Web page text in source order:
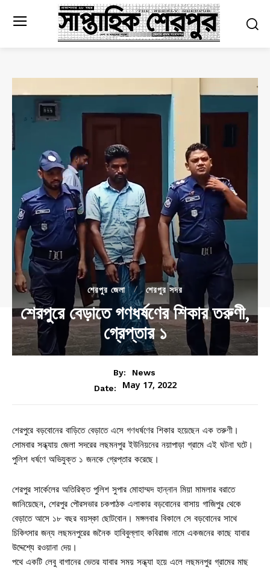
শেরপুর জেলা শেরপুর সদর
শেরপুরে বেড়াতে গণধর্ষণের শিকার তরুণী,
গ্রেপ্তার ১
By:
News
Date:
May 17, 2022
শেরপুরে বড়বোনের বাড়িতে বেড়াতে এসে গণধর্ষণের শিকার হয়েছেন এক তরুণী।
সোমবার সন্ধ্যায় জেলা সদরের লছমনপুর ইউনিয়নের নয়াপাড়া গ্রামে এই ঘটনা ঘটে।
পুলিশ ধর্ষণে অভিযুক্ত ১ জনকে গ্রেপ্তার করেছে।
শেরপুর সার্কেলের অতিরিক্ত পুলিশ সুপার মোহাম্মদ হান্নান মিয়া মামলার বরাতে
জানিয়েছেন, শেরপুর পৌরসভার চকপাঠক এলাকার বড়বোনের বাসায় গাজিপুর থেকে
বেড়াতে আসে ১৮ বছর বয়স্কা ছোটবোন। মঙ্গলবার বিকালে সে বড়বোনের সাথে
চিকিৎসার জন্য লছমনপুরের জনৈক হাবিবুল্লাহ কবিরাজ নামে একজনের কাছে যাবার
উদ্দেশ্যে রওয়ানা দেয়।
পথে একটি লেবু বাগানের ভেতর যাবার সময় সন্ধ্যা হয়ে এলে লছমনপুর গ্রামের মাছ